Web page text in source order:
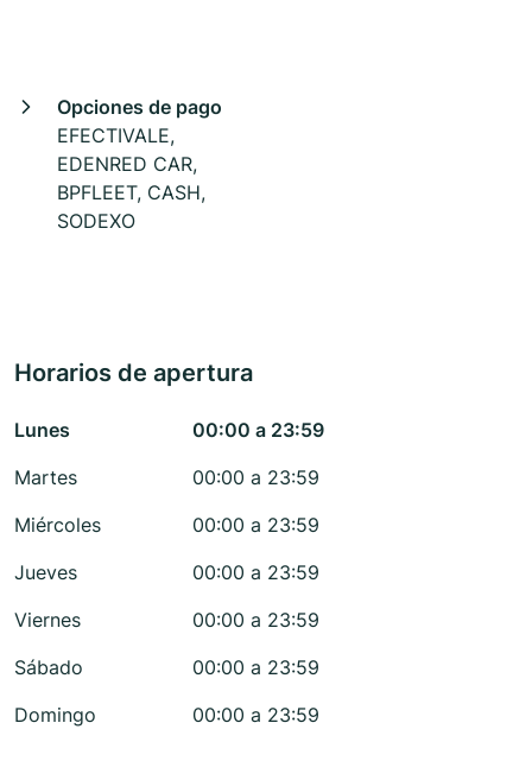
Opciones de pago
EFECTIVALE,
EDENRED CAR,
BPFLEET, CASH,
SODEXO
Horarios de apertura
Lunes
00:00 a 23:59
Martes
00:00 a 23:59
Miércoles
00:00 a 23:59
Jueves
00:00 a 23:59
Viernes
00:00 a 23:59
Sábado
00:00 a 23:59
Domingo
00:00 a 23:59